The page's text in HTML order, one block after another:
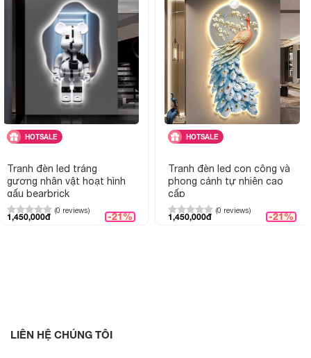
Đặc điểm sản phẩm
Sản phẩm là sự kết hợp tinh tế giữa bứctranh treo
tườngvà đèn led chiếu sáng.
Làm đẹp cho không gian sống hoặc làm việc, tạo điểm
nhấn trang trí nội thất.
Phù hợp với mọi phong cách nội thất: Phòng khách,
phòng ngủ, phòng cho bé, sảnh lớn, nhà hàng, khách
sạn..
yêu thích
Cách sử dụng đúng cách
Bất kỳ sản phẩm nào cũng cần sử dụng và bảo quản đúng
Định kỳ vệ sinh sạch sẽ, giữ sạch bề mặt sản phẩm
HOTSALE
Tranh đèn led tráng
gương nhân vật hoạt hình
gấu bearbrick
(0 reviews)
1,450,000đ -21%
HOTSALE
Tranh đèn led con công và
phong cảnh tự nhiên cao
cấp
(0 reviews)
1,450,000đ -21%
LIÊN HỆ CHÚNG TÔI